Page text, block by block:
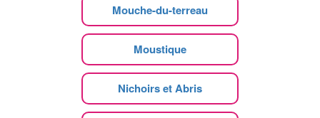
Mouche-du-terreau
Moustique
Nichoirs et Abris